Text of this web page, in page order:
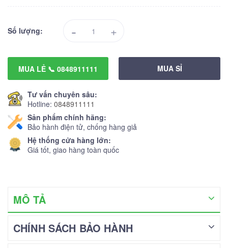
Số lượng: - +
MUA LẺ 📞 0848911111 MUA SỈ
Tư vấn chuyên sâu:
Hotline: 0848911111
Sản phẩm chính hãng:
Bảo hành điện tử, chống hàng giả
Hệ thống cửa hàng lớn:
Giá tốt, giao hàng toàn quốc
MÔ TẢ
CHÍNH SÁCH BẢO HÀNH